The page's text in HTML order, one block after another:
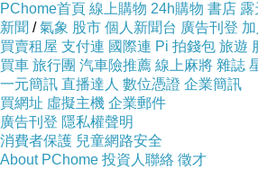
PChome首頁 線上購物 24h購物 書店 露
新聞 /氣象 股市 個人新聞台 廣告刊登
買賣租屋 支付連 國際連 Pi 拍錢包 旅遊
買車 旅行團 汽車險推薦 線上麻將 雜誌
一元簡訊 直播達人 數位憑證 企業簡訊
買網址 虛擬主機 企業郵件
廣告刊登 隱私權聲明
消費者保護 兒童網路安全
About PChome 投資人聯絡 徵才